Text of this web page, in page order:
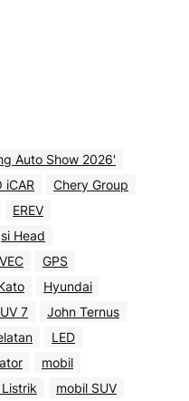
Auto Show 2026'
iCAR
Chery Group
EREV
Head
GPS
Hyundai
7
John Ternus
LED
mobil
mobil SUV